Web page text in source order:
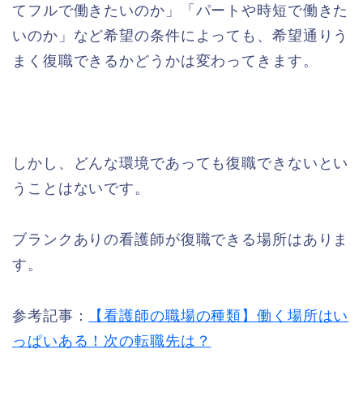
てフルで働きたいのか」「パートや時短で働きた
いのか」など希望の条件によっても、希望通りう
まく復職できるかどうかは変わってきます。
しかし、どんな環境であっても復職できないとい
うことはないです。
ブランクありの看護師が復職できる場所はありま
す。
参考記事：
【看護師の職場の種類】働く場所はい
っぱいある！次の転職先は？